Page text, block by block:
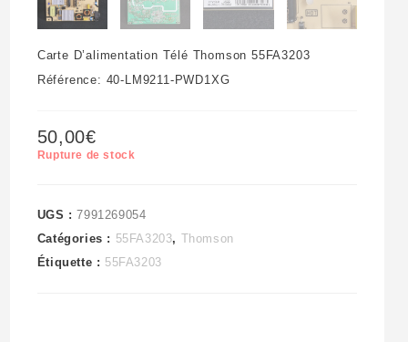
Carte D’alimentation Télé Thomson 55FA3203
Référence: 40-LM9211-PWD1XG
50,00€
Rupture de stock
UGS :7991269054
Catégories : 55FA3203, Thomson
Étiquette : 55FA3203